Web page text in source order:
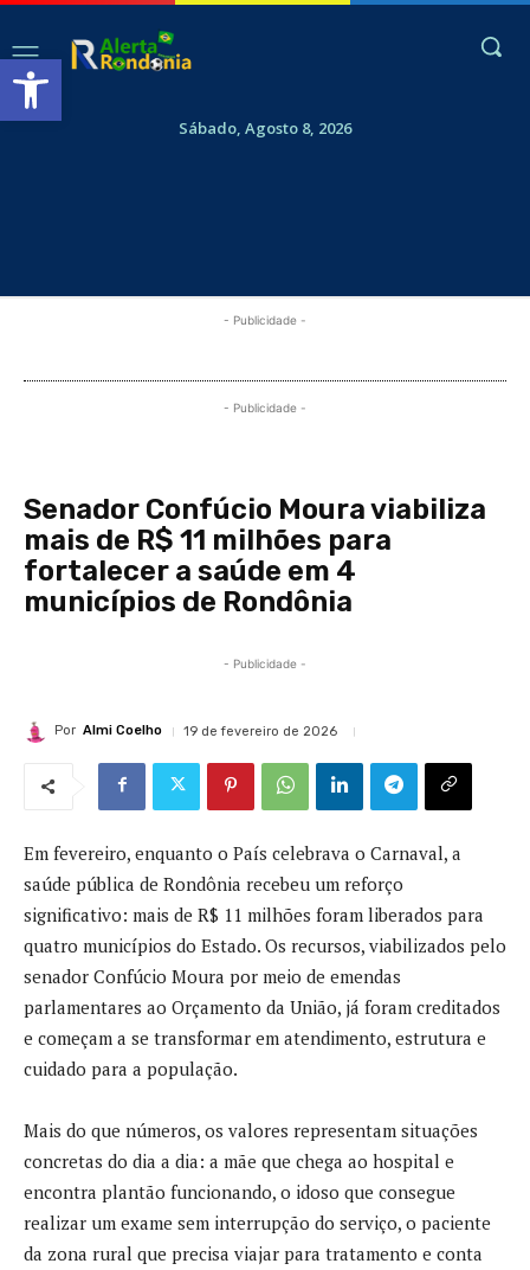
Abrir a barra de ferramentas
Sábado, Agosto 8, 2026
- Publicidade -
- Publicidade -
Senador Confúcio Moura viabiliza
mais de R$ 11 milhões para
fortalecer a saúde em 4
municípios de Rondônia
- Publicidade -
Por Almi Coelho 19 de fevereiro de 2026
Em fevereiro, enquanto o País celebrava o Carnaval, a
saúde pública de Rondônia recebeu um reforço
significativo: mais de R$ 11 milhões foram liberados para
quatro municípios do Estado. Os recursos, viabilizados pelo
senador Confúcio Moura por meio de emendas
parlamentares ao Orçamento da União, já foram creditados
e começam a se transformar em atendimento, estrutura e
cuidado para a população.
Mais do que números, os valores representam situações
concretas do dia a dia: a mãe que chega ao hospital e
encontra plantão funcionando, o idoso que consegue
realizar um exame sem interrupção do serviço, o paciente
da zona rural que precisa viajar para tratamento e conta